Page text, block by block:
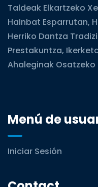
Taldeak Elkartzeko
Hainbat Esparrutan,
Herriko Dantza
Prestakuntza,
Ahaleginak Osatzeko
Menú de
Iniciar Sesión